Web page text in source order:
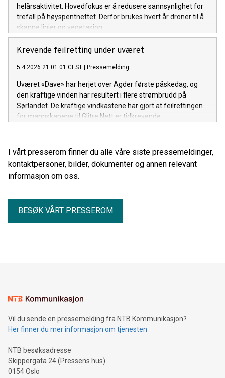
helårsaktivitet. Hovedfokus er å redusere sannsynlighet for
trefall på høyspentnettet. Derfor brukes hvert år droner til å
skanne linjer og vegetasjon.
Krevende feilretting under uværet
5.4.2026 21:01:01 CEST | Pressemelding
Uværet «Dave» har herjet over Agder første påskedag, og
den kraftige vinden har resultert i flere strømbrudd på
Sørlandet. De kraftige vindkastene har gjort at feilrettingen
for mannskapene til Glitre Nett er tidkrevende.
I vårt presserom finner du alle våre siste pressemeldinger,
kontaktpersoner, bilder, dokumenter og annen relevant
informasjon om oss.
BESØK VÅRT PRESSEROM
Vil du sende en pressemelding fra NTB Kommunikasjon?
Her finner du mer informasjon om tjenesten
NTB besøksadresse
Skippergata 24 (Pressens hus)
0154 Oslo